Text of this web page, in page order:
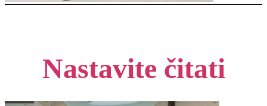
Nastavite čitati